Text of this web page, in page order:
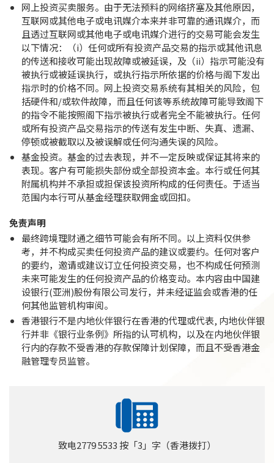
网上投资买卖服务。由于无法预料的网络挤塞及其他原因，
互联网或其他电子或电讯媒介本来并非可靠的通讯媒介，而
且透过互联网或其他电子或电讯媒介进行的交易可能会发生
以下情况：（i）任何或所有投资产品交易的指示或其他讯息
的传送和接收可能出现故障或被延误，及（ii）指示可能没有
被执行或被延误执行，或执行指示所依据的价格与阁下发出
指示时的价格不同。网上投资交易系统有其相关的风险，包
括硬件和/或软件故障，而且任何该等系统故障可能导致阁下
的指令不能按照阁下指示被执行或者完全不能被执行。任何
或所有投资产品交易指示的传送有发生中断、失真、遗漏、
停顿或被截取以及被误解或任何沟通失误的风险。
基金投资。基金的过去表现，并不一定反映或保证其将来的
表现。客户有可能损失部份或全部投资本金。本行或任何其
附属机构并不承担或担保该投资所构成的任何责任。于适当
范围内本行可从基金经理获取佣金或回扣。
免责声明
最终跨境理财通之细节可能会有所不同。以上资料仅供参
考，并不构成买卖任何投资产品的建议或要约。任何对客户
的要约，邀请或建议订立任何投资交易，也不构成任何预测
未来可能发生的任何投资产品的价格变动。本内容由中国建
设银行(亚洲)股份有限公司发行，并未经证监会或香港的任
何其他监管机构审阅。
香港银行不是内地伙伴银行在香港的代理或代表, 内地伙伴银
行并非《银行业条例》所指的认可机构，以及在内地伙伴银
行内的存款不受香港的存款保障计划保障，而且不受香港金
融管理专员监管。
致电2779 5533 按「3」字（香港拨打）